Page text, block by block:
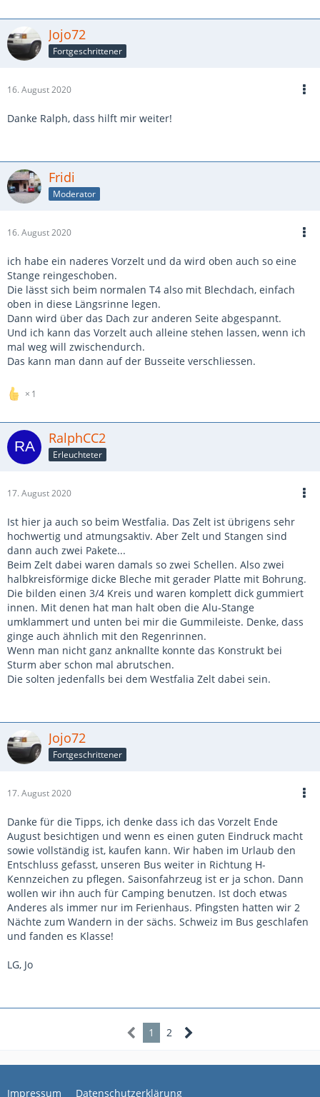
Jojo72
Fortgeschrittener
16. August 2020
Danke Ralph, dass hilft mir weiter!
Fridi
Moderator
16. August 2020
ich habe ein naderes Vorzelt und da wird oben auch so eine
Stange reingeschoben.
Die lässt sich beim normalen T4 also mit Blechdach, einfach
oben in diese Längsrinne legen.
Dann wird über das Dach zur anderen Seite abgespannt.
Und ich kann das Vorzelt auch alleine stehen lassen, wenn ich
mal weg will zwischendurch.
Das kann man dann auf der Busseite verschliessen.
1
RalphCC2
Erleuchteter
17. August 2020
Ist hier ja auch so beim Westfalia. Das Zelt ist übrigens sehr
hochwertig und atmungsaktiv. Aber Zelt und Stangen sind
dann auch zwei Pakete...
Beim Zelt dabei waren damals so zwei Schellen. Also zwei
halbkreisförmige dicke Bleche mit gerader Platte mit Bohrung.
Die bilden einen 3/4 Kreis und waren komplett dick gummiert
innen. Mit denen hat man halt oben die Alu-Stange
umklammert und unten bei mir die Gummileiste. Denke, dass
ginge auch ähnlich mit den Regenrinnen.
Wenn man nicht ganz anknallte konnte das Konstrukt bei
Sturm aber schon mal abrutschen.
Die solten jedenfalls bei dem Westfalia Zelt dabei sein.
Jojo72
Fortgeschrittener
17. August 2020
Danke für die Tipps, ich denke dass ich das Vorzelt Ende
August besichtigen und wenn es einen guten Eindruck macht
sowie vollständig ist, kaufen kann. Wir haben im Urlaub den
Entschluss gefasst, unseren Bus weiter in Richtung H-
Kennzeichen zu pflegen. Saisonfahrzeug ist er ja schon. Dann
wollen wir ihn auch für Camping benutzen. Ist doch etwas
Anderes als immer nur im Ferienhaus. Pfingsten hatten wir 2
Nächte zum Wandern in der sächs. Schweiz im Bus geschlafen
und fanden es Klasse!
LG, Jo
1 2
Impressum Datenschutzerklärung